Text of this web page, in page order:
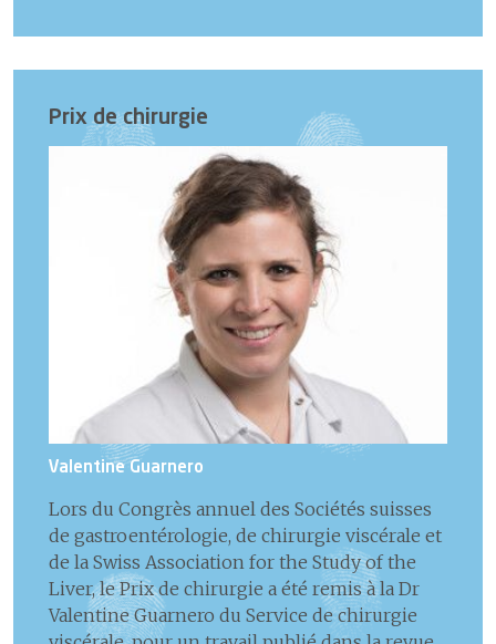
Prix de chirurgie
Valentine Guarnero
Lors du Congrès annuel des Sociétés suisses
de gastroentérologie, de chirurgie viscérale et
de la Swiss Association for the Study of the
Liver, le Prix de chirurgie a été remis à la Dr
Valentine Guarnero du Service de chirurgie